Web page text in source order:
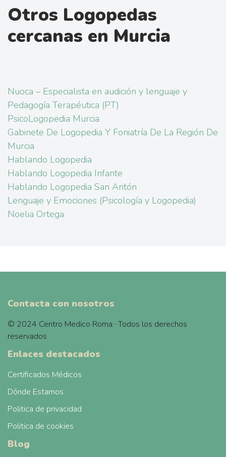
Otros Logopedas
cercanas en Murcia
Nuoca – Especialista en audición y lenguaje y
Pedagogía Terapéutica (PT)
PsicoLogopedia Murcia
Gabinete De Logopedia Y Foniatría De La Región De
Murcia
Hablando Logopedia
Hablando Logopedia Infante
Hablando Logopedia San Antón
Lenguaje y Emociones (Psicología y Logopedia)
Noelia Ortega
Contacta con nosotros
© 2024 Centro Medico Roma · Todos los derechos
reservados
Enlaces destacados
Certificados Médicos
Dónde Estamos
Politica de privacidad
Politica de cookies
Blog